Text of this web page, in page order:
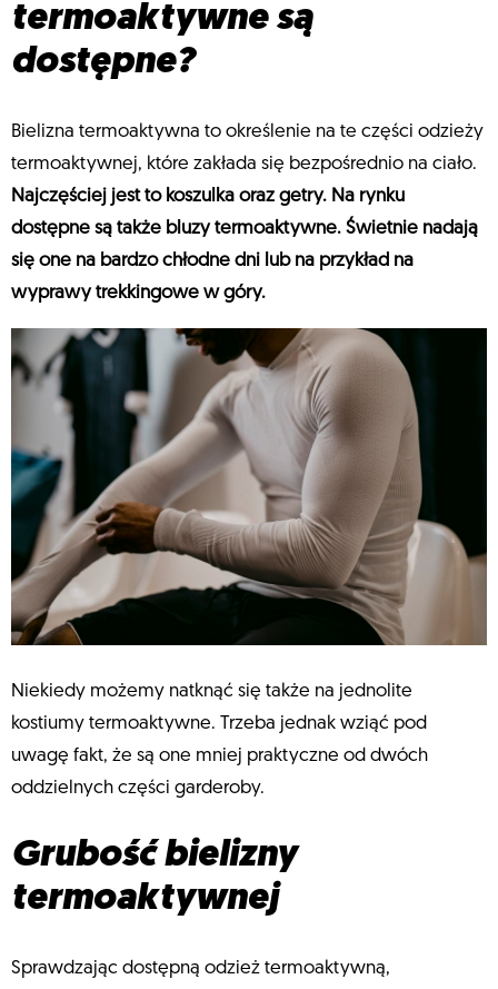
termoaktywne są
dostępne?
Bielizna termoaktywna to określenie na te części odzieży
termoaktywnej, które zakłada się bezpośrednio na ciało.
Najczęściej jest to koszulka oraz getry. Na rynku
dostępne są także bluzy termoaktywne. Świetnie nadają
się one na bardzo chłodne dni lub na przykład na
wyprawy trekkingowe w góry.
Niekiedy możemy natknąć się także na jednolite
kostiumy termoaktywne. Trzeba jednak wziąć pod
uwagę fakt, że są one mniej praktyczne od dwóch
oddzielnych części garderoby.
Grubość bielizny
termoaktywnej
Sprawdzając dostępną odzież termoaktywną,